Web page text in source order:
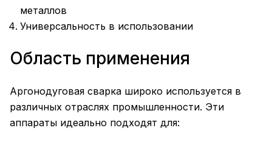
металлов
Универсальность в использовании
Область применения
Аргонодуговая сварка широко используется в
различных отраслях промышленности. Эти
аппараты идеально подходят для: